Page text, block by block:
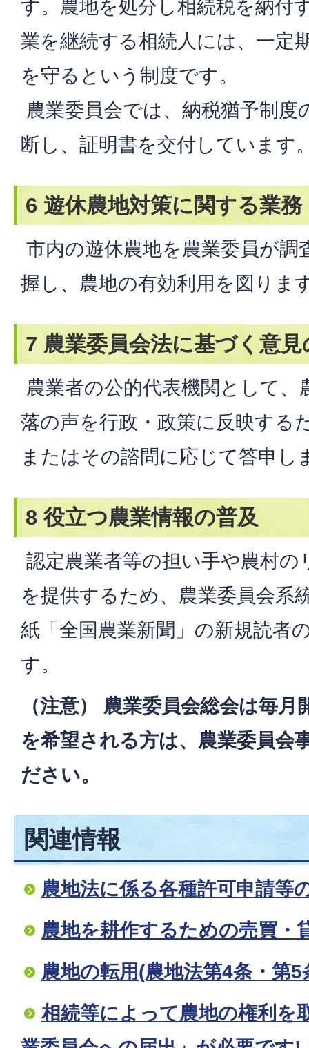
す。農地を処分し相続税を納付
業を継続する相続人には、一定
を守るという制度です。
農業委員会では、納税猶予制度
断し、証明書を交付しています
6 遊休農地対策に関する業務
市内の遊休農地を農業委員が調
握し、農地の有効利用を図りま
7 農業委員会法に基づく意
農業者の公的代表機関として、
落の声を行政・政策に反映する
またはその諮問に応じて答申し
8 役立つ農業情報の普及
認定農業者等の担い手や農村の
を提供するため、農業委員会系
紙「全国農業新聞」の新規読者
す。
（注意） 農業委員会総会は毎
を希望される方は、農業委員会
ださい。
関連情報
農地法に係る各種許可申請等
農地を耕作するための売買・
農地の転用(農地法第4条・第5
相続等によって農地の権利を